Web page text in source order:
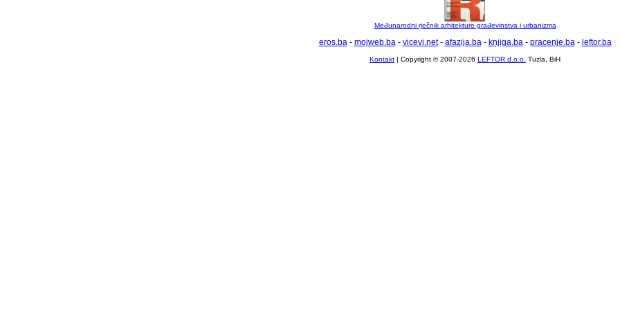
Međunarodni rječnik arhitekture građevinstva i urbanizma
eros.ba- mojweb.ba- vicevi.net- afazija.ba- knjiga.ba- pracenje.ba- leftor.ba
Kontakt | Copyright © 2007-2026 LEFTOR d.o.o. Tuzla, BiH